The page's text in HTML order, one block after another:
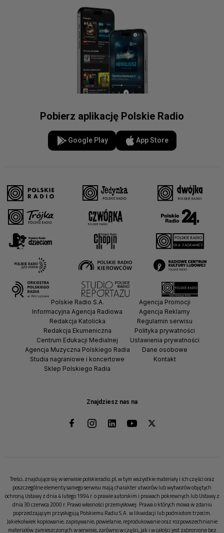
Pobierz aplikację Polskie Radio
Google Play App Store
Znajdziesz nas na
Polskie Radio S.A.
Informacyjna Agencja Radiowa
Redakcja Katolicka
Redakcja Ekumeniczna
Centrum Edukacji Medialnej
Agencja Muzyczna Polskiego Radia
Studia nagraniowe i koncertowe
Sklep Polskiego Radia
Agencja Promocji
Agencja Reklamy
Regulamin serwisu
Polityka prywatności
Ustawienia prywatności
Dane osobowe
Kontakt
Treści, znajdujące się w serwisie polskieradio.pl, w tym wszystkie materiały i ich części oraz
poszczególne elementy samego serwisu mają charakter utworów lub wytworów objętych
ochroną Ustawy z dnia 4 lutego 1994 r. o prawie autorskim i prawach pokrewnych lub Ustawy z
dnia 30 czerwca 2000 r. Prawo własności przemysłowej. Prawa o których mowa w zdaniu
poprzedzającym przysługują Polskiemu Radiu S.A. w likwidacji lub podmiotom trzecim.
Jakiekolwiek kopiowanie, zapisywanie, powielanie, reprodukowanie oraz rozpowszechnianie
materiałów zamieszczonych w serwisie, zarówno w części, jak i w całości jest zabronione bez